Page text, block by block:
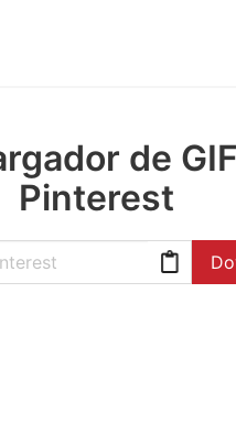
de
Pinterest